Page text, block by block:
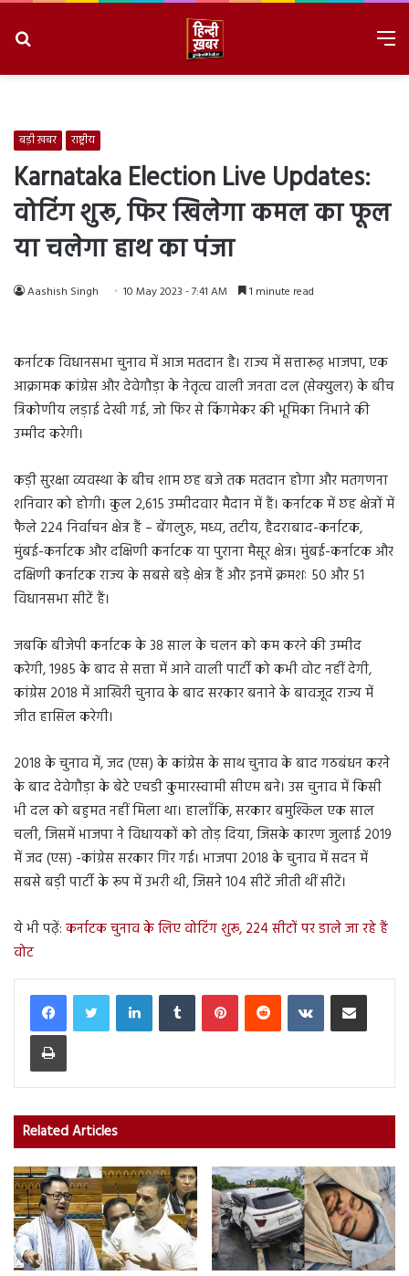
बड़ी ख़बर राष्ट्रीय
Karnataka Election Live Updates:
वोटिंग शुरू, फिर खिलेगा कमल का फूल
या चलेगा हाथ का पंजा
Aashish Singh 10 May 2023 - 7:41 AM 1 minute read
कर्नाटक विधानसभा चुनाव में आज मतदान है। राज्य में सत्तारूढ़ भाजपा, एक
आक्रामक कांग्रेस और देवेगौड़ा के नेतृत्व वाली जनता दल (सेक्युलर) के बीच
त्रिकोणीय लड़ाई देखी गई, जो फिर से किंगमेकर की भूमिका निभाने की
उम्मीद करेगी।
कड़ी सुरक्षा व्यवस्था के बीच शाम छह बजे तक मतदान होगा और मतगणना
शनिवार को होगी। कुल 2,615 उम्मीदवार मैदान में हैं। कर्नाटक में छह क्षेत्रों में
फैले 224 निर्वाचन क्षेत्र हैं – बेंगलुरु, मध्य, तटीय, हैदराबाद-कर्नाटक,
मुंबई-कर्नाटक और दक्षिणी कर्नाटक या पुराना मैसूर क्षेत्र। मुंबई-कर्नाटक और
दक्षिणी कर्नाटक राज्य के सबसे बड़े क्षेत्र हैं और इनमें क्रमशः 50 और 51
विधानसभा सीटें हैं।
जबकि बीजेपी कर्नाटक के 38 साल के चलन को कम करने की उम्मीद
करेगी, 1985 के बाद से सत्ता में आने वाली पार्टी को कभी वोट नहीं देगी,
कांग्रेस 2018 में आखिरी चुनाव के बाद सरकार बनाने के बावजूद राज्य में
जीत हासिल करेगी।
2018 के चुनाव में, जद (एस) के कांग्रेस के साथ चुनाव के बाद गठबंधन करने
के बाद देवेगौड़ा के बेटे एचडी कुमारस्वामी सीएम बने। उस चुनाव में किसी
भी दल को बहुमत नहीं मिला था। हालाँकि, सरकार बमुश्किल एक साल
चली, जिसमें भाजपा ने विधायकों को तोड़ दिया, जिसके कारण जुलाई 2019
में जद (एस) -कांग्रेस सरकार गिर गई। भाजपा 2018 के चुनाव में सदन में
सबसे बड़ी पार्टी के रूप में उभरी थी, जिसने 104 सीटें जीती थीं सीटें।
ये भी पढ़ें: कर्नाटक चुनाव के लिए वोटिंग शुरू, 224 सीटों पर डाले जा रहे हैं
वोट
LinkedInTumblr PinterestReddit VKontakteShare via Email
Print
Related Articles